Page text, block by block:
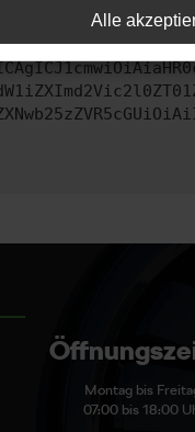
Montag bis
07:00 bis 18:00
Alle